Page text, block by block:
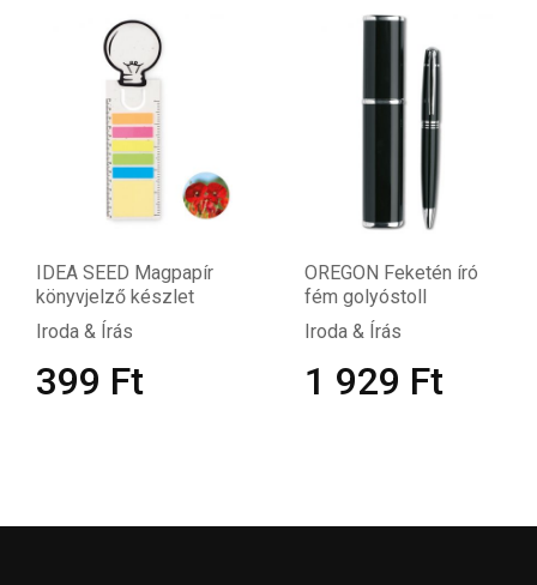
IDEA SEED Magpapír
könyvjelző készlet
Iroda & Írás
399 Ft
OREGON Feketén író
fém golyóstoll
Iroda & Írás
1 929 Ft